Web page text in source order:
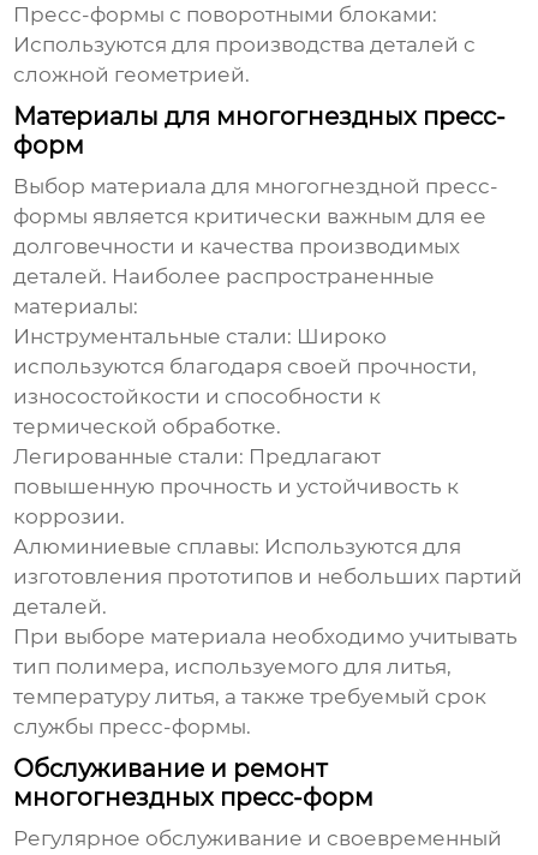
Пресс-формы с поворотными блоками:
Используются для производства деталей с
сложной геометрией.
Материалы для многогнездных пресс-
форм
Выбор материала для многогнездной пресс-
формы является критически важным для ее
долговечности и качества производимых
деталей. Наиболее распространенные
материалы:
Инструментальные стали: Широко
используются благодаря своей прочности,
износостойкости и способности к
термической обработке.
Легированные стали: Предлагают
повышенную прочность и устойчивость к
коррозии.
Алюминиевые сплавы: Используются для
изготовления прототипов и небольших партий
деталей.
При выборе материала необходимо учитывать
тип полимера, используемого для литья,
температуру литья, а также требуемый срок
службы пресс-формы.
Обслуживание и ремонт
многогнездных пресс-форм
Регулярное обслуживание и своевременный